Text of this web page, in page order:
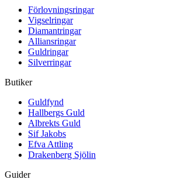
Förlovningsringar
Vigselringar
Diamantringar
Alliansringar
Guldringar
Silverringar
Butiker
Guldfynd
Hallbergs Guld
Albrekts Guld
Sif Jakobs
Efva Attling
Drakenberg Sjölin
Guider